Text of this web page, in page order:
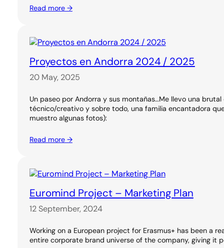
Read more →
Proyectos en Andorra 2024 / 2025
20 May, 2025
Un paseo por Andorra y sus montañas…Me llevo una
técnico/creativo y sobre todo, una familia encantadora
muestro algunas fotos):
Read more →
Euromind Project – Marketing Plan
12 September, 2024
Working on a European project for Erasmus+ has been a
entire corporate brand universe of the company, giving it